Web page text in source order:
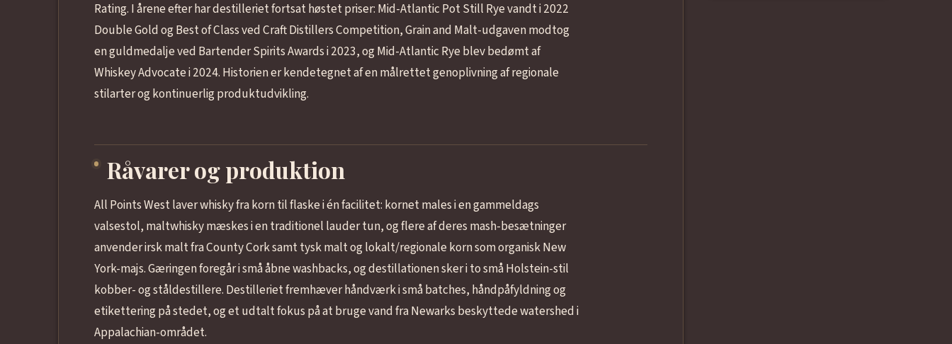
Rating. I årene efter har destilleriet fortsat høstet priser: Mid-Atlantic Pot Still Rye vandt i 2022
Double Gold og Best of Class ved Craft Distillers Competition, Grain and Malt-udgaven modtog
en guldmedalje ved Bartender Spirits Awards i 2023, og Mid-Atlantic Rye blev bedømt af
Whiskey Advocate i 2024. Historien er kendetegnet af en målrettet genoplivning af regionale
stilarter og kontinuerlig produktudvikling.
Råvarer og produktion
All Points West laver whisky fra korn til flaske i én facilitet: kornet males i en gammeldags
valsestol, maltwhisky mæskes i en traditionel lauder tun, og flere af deres mash-besætninger
anvender irsk malt fra County Cork samt tysk malt og lokalt/regionale korn som organisk New
York-majs. Gæringen foregår i små åbne washbacks, og destillationen sker i to små Holstein-stil
kobber- og ståldestillere. Destilleriet fremhæver håndværk i små batches, håndpåfyldning og
etikettering på stedet, og et udtalt fokus på at bruge vand fra Newarks beskyttede watershed i
Appalachian-området.